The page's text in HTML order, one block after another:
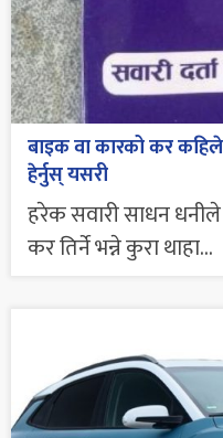
बाइक वा कारको कर कहिले
हेर्नुस् यसरी
हरेक सवारी साधन
कर तिर्ने भन्ने कुरा थाहा...